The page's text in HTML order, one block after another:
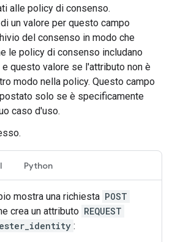
alle policy di consenso.
un valore per questo campo
del consenso in modo che
le policy di consenso includano
questo valore se l'attributo non è
modo nella policy. Questo campo
solo se è specificamente
caso d'uso.
Python
mostra una richiesta POST
crea un attributo REQUEST
: